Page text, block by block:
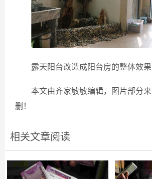
露天阳台改造成阳台房的整体效果
本文由齐家敏敏编辑，图片部分
删！
相关文章阅读